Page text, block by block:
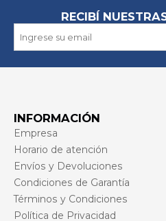
RECIBÍ
INFORMACIÓN
Empresa
Horario de atención
Envíos y Devoluciones
Condiciones de Garantía
Términos y Condiciones
Política de Privacidad